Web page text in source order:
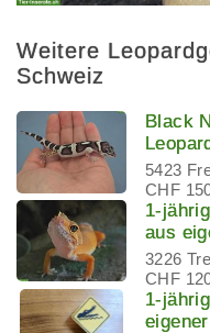
Weitere
Schweiz
Black
5423
CHF
1-
aus
3226
CHF
1-